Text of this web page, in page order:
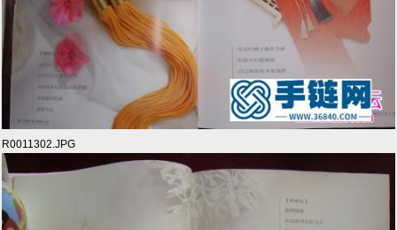
R0011302.JPG